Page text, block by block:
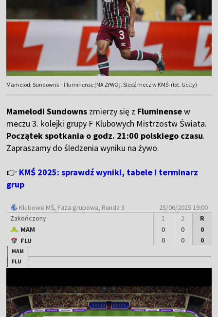
Mamelodi Sundowns – Fluminense [NA ŻYWO]. Śledź mecz w KMŚ! (fot. Getty)
Mamelodi Sundowns zmierzy się z Fluminensew
meczu 3. kolejki grupy F Klubowych Mistrzostw Świata.
Początek spotkania o godz. 21:00 polskiego czasu.
Zapraszamy do śledzenia wyniku na żywo.
👉 KMŚ 2025: sprawdź wyniki, tabele i terminarz
grup
Klubowe MŚ, Faza grupowa, Runda 3
25/06/2025 19:00
Zakończony
MAM
FLU
1
0
0
2
0
0
R
0
0
MAM
FLU